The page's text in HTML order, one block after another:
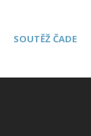
SOUTĚŽ ČADE